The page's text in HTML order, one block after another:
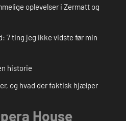
oplevelser i Zermatt og
7 ting jeg ikke vidste før min
historie
og hvad der faktisk hjælper
House